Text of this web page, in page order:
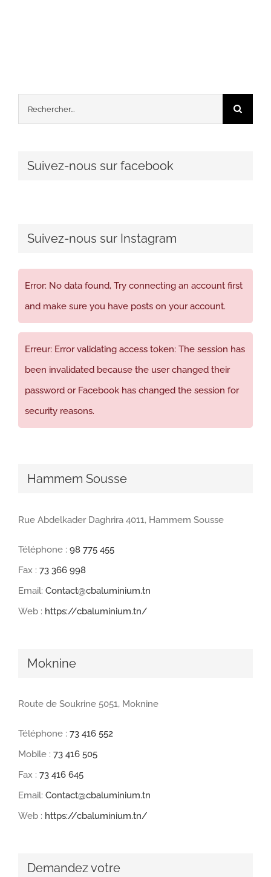
Rechercher:
Suivez-nous sur facebook
Suivez-nous sur Instagram
Error: No data found, Try connecting an account first
and make sure you have posts on your account.
Erreur: Error validating access token: The session has
been invalidated because the user changed their
password or Facebook has changed the session for
security reasons.
Hammem Sousse
Rue Abdelkader Daghrira 4011, Hammem Sousse
Téléphone : 98 775 455
Fax : 73 366 998
Email: Contact@cbaluminium.tn
Web : https://cbaluminium.tn/
Moknine
Route de Soukrine 5051, Moknine
Téléphone : 73 416 552
Mobile : 73 416 505
Fax : 73 416 645
Email: Contact@cbaluminium.tn
Web : https://cbaluminium.tn/
Demandez votre